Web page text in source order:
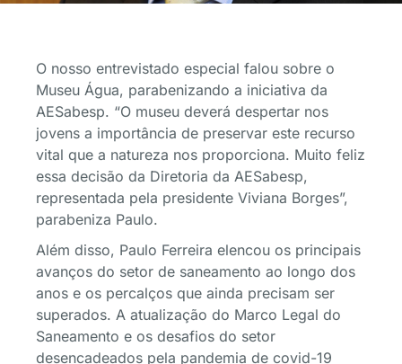
O nosso entrevistado especial falou sobre o
Museu Água, parabenizando a iniciativa da
AESabesp. “O museu deverá despertar nos
jovens a importância de preservar este recurso
vital que a natureza nos proporciona. Muito feliz
essa decisão da Diretoria da AESabesp,
representada pela presidente Viviana Borges”,
parabeniza Paulo.
Além disso, Paulo Ferreira elencou os principais
avanços do setor de saneamento ao longo dos
anos e os percalços que ainda precisam ser
superados. A atualização do Marco Legal do
Saneamento e os desafios do setor
desencadeados pela pandemia de covid-19